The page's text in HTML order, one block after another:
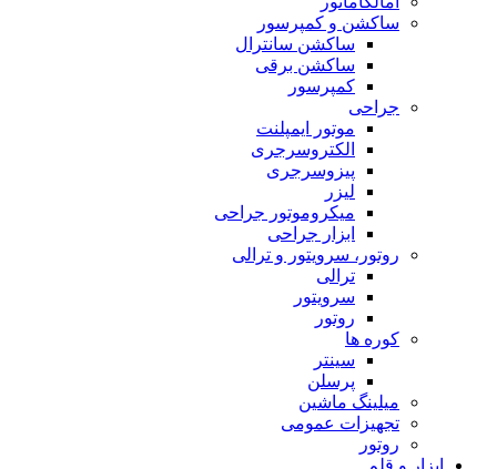
ساکشن و کمپرسور
ساکشن سانترال
ساکشن برقی
کمپرسور
جراحی
موتور ایمپلنت
الکتروسرجری
پیزوسرجری
لیزر
میکروموتور جراحی
ابزار جراحی
روتور، سرویتور و ترالی
ترالی
سرویتور
روتور
کوره ها
سینتر
پرسلن
میلینگ ماشین
تجهیزات عمومی
روتور